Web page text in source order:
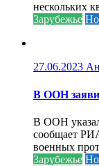
нескольких
Зарубежье
27.06.2023
В ООН
В ООН
сообщает
военных
Зарубежье